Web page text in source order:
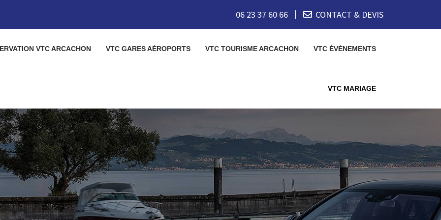
06 23 37 60 66 CONTACT & DEVIS
VTC ARCACHON VTC GARES AÉROPORTS VTC TOURISME ARCACHON VTC ÉVÈNEMENTS
VTC MARIAGE